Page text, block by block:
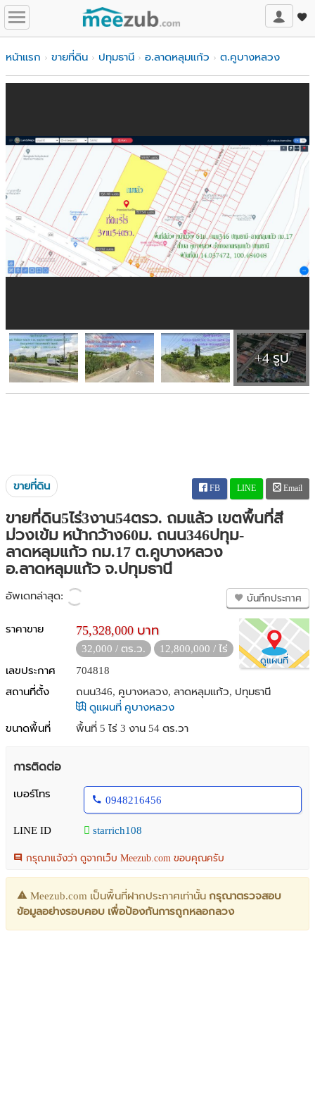
หน้าแรก ขายที่ดิน ปทุมธานี อ.ลาดหลุมแก้ว ต.คูบางหลวง
+4 รูป
ขายที่ดิน FB LINE Email
ขายที่ดิน5ไร่3งาน54ตรว. ถมแล้ว เขตพื้นที่สี
ม่วงเข้ม หน้ากว้าง60ม. ถนน346ปทุม-
ลาดหลุมแก้ว กม.17 ต.คูบางหลวง
อ.ลาดหลุมแก้ว จ.ปทุมธานี
อัพเดทล่าสุด: บันทึกประกาศ
ดูแผนที่
ราคาขาย 75,328,000 บาท
32,000 / ตร.ว.
12,800,000 / ไร่
เลขประกาศ
704818
สถานที่ตั้ง
ถนน346, คูบางหลวง, ลาดหลุมแก้ว, ปทุมธานี
ดูแผนที่ คูบางหลวง
ขนาดพื้นที่
พื้นที่ 5 ไร่ 3 งาน 54 ตร.วา
การติดต่อ
เบอร์โทร
0948216456
LINE ID starrich108
กรุณาแจ้งว่า ดูจากเว็บ Meezub.com ขอบคุณครับ
Meezub.com เป็นพื้นที่ฝากประกาศเท่านั้น กรุณาตรวจสอบ
ข้อมูลอย่างรอบคอบ เพื่อป้องกันการถูกหลอกลวง